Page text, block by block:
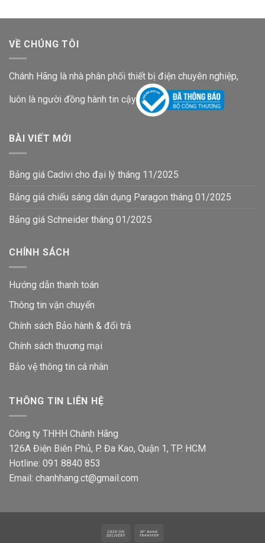
VỀ CHÚNG TÔI
Chánh Hãng là nhà phân phối thiết bị điện chuyên nghiệp,
luôn là người đồng hành tin cậy
BÀI VIẾT MỚI
Bảng giá Cadivi cho đại lý tháng 11/2025
Bảng giá chiếu sáng dân dụng Paragon tháng 01/2025
Bảng giá Schneider tháng 01/2025
CHÍNH SÁCH
Hướng dẫn thanh toán
Thông tin vận chuyển
Chính sách Bảo hành & đổi trả
Chính sách thương mại
Bảo vệ thông tin cá nhân
THÔNG TIN LIÊN HỆ
Công ty THHH Chánh Hãng
126A Điện Biên Phủ, P. Đa Kao, Quận 1, TP. HCM
Hotline: 091 8840 853
Email: chanhhang.ct@gmail.com
Cash